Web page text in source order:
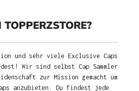
und sehr viele Exclusive Caps
Wir sind selbst Cap Sammler
zur Mission gemacht um
anzubieten. Du findest jede